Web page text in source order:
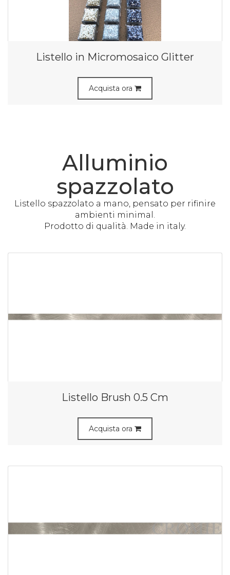
Listello in Micromosaico Glitter
Acquista ora
Alluminio
spazzolato
Listello spazzolato a mano, pensato per rifinire
ambienti minimal.
Prodotto di qualità. Made in italy.
Listello Brush 0.5 Cm
Acquista ora